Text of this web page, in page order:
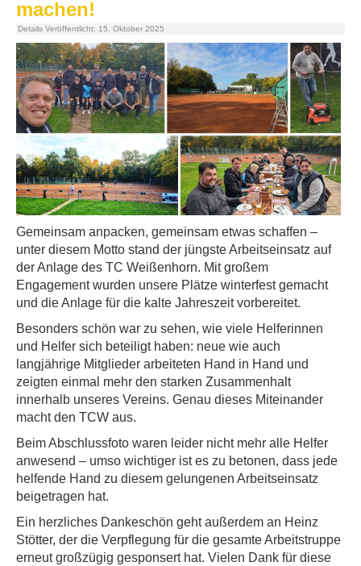
machen!
Details Veröffentlicht: 15. Oktober 2025
Gemeinsam anpacken, gemeinsam etwas schaffen –
unter diesem Motto stand der jüngste Arbeitseinsatz auf
der Anlage des TC Weißenhorn. Mit großem
Engagement wurden unsere Plätze winterfest gemacht
und die Anlage für die kalte Jahreszeit vorbereitet.
Besonders schön war zu sehen, wie viele Helferinnen
und Helfer sich beteiligt haben: neue wie auch
langjährige Mitglieder arbeiteten Hand in Hand und
zeigten einmal mehr den starken Zusammenhalt
innerhalb unseres Vereins. Genau dieses Miteinander
macht den TCW aus.
Beim Abschlussfoto waren leider nicht mehr alle Helfer
anwesend – umso wichtiger ist es zu betonen, dass jede
helfende Hand zu diesem gelungenen Arbeitseinsatz
beigetragen hat.
Ein herzliches Dankeschön geht außerdem an Heinz
Stötter, der die Verpflegung für die gesamte Arbeitstruppe
erneut großzügig gesponsert hat. Vielen Dank für diese